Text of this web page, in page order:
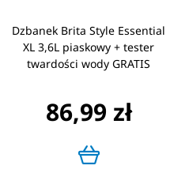
Dzbanek Brita Style Essential
XL 3,6L piaskowy + tester
twardości wody GRATIS
86,99 zł